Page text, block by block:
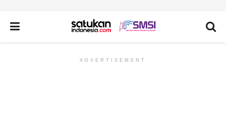
ADVERTISEMENT